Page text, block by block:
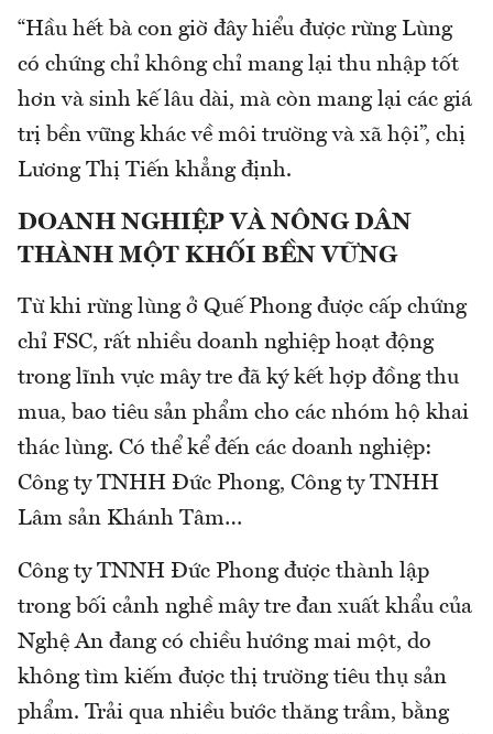
“Hầu hết bà con giờ đây hiểu được rừng Lùng
có chứng chỉ không chỉ mang lại thu nhập tốt
hơn và sinh kế lâu dài, mà còn mang lại các giá
trị bền vững khác về môi trường và xã hội”, chị
Lương Thị Tiến khẳng định.
DOANH NGHIỆP VÀ NÔNG DÂN
THÀNH MỘT KHỐI BỀN VỮNG
Từ khi rừng lùng ở Quế Phong được cấp chứng
chỉ FSC, rất nhiều doanh nghiệp hoạt động
trong lĩnh vực mây tre đã ký kết hợp đồng thu
mua, bao tiêu sản phẩm cho các nhóm hộ khai
thác lùng. Có thể kể đến các doanh nghiệp:
Công ty TNHH Đức Phong, Công ty TNHH
Lâm sản Khánh Tâm…
Công ty TNNH Đức Phong được thành lập
trong bối cảnh nghề mây tre đan xuất khẩu của
Nghệ An đang có chiều hướng mai một, do
không tìm kiếm được thị trường tiêu thụ sản
phẩm. Trải qua nhiều bước thăng trầm, bằng